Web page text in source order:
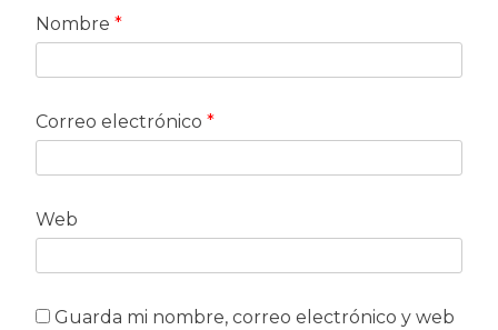
Nombre *
Correo electrónico *
Web
Guarda mi nombre, correo electrónico y web